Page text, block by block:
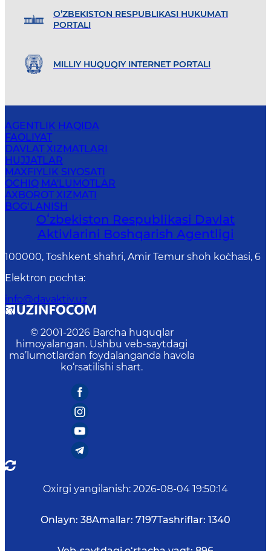
O’ZBEKISTON RESPUBLIKASI HUKUMATI
PORTALI
MILLIY HUQUQIY INTERNET PORTALI
AGENTLIK HAQIDA
FAOLIYAT
DAVLAT XIZMATLARI
HUJJATLAR
MAXFIYLIK SIYOSATI
OCHIQ MA'LUMOTLAR
AXBOROT XIZMATI
BOG‘LANISH
Oʻzbekiston Respublikasi Davlat
Aktivlarini Boshqarish Agentligi
100000, Toshkent shahri, Amir Temur shoh ko`chasi, 6
Elektron pochta:
info@davaktiv.uz
© 2001-2026 Barcha huquqlar
himoyalangan. Ushbu veb-saytdagi
ma’lumotlardan foydalanganda havola
ko‘rsatilishi shart.
Oxirgi yangilanish: 2026-08-04 19:50:14
Onlayn: 38Amallar: 7197Tashriflar: 1340